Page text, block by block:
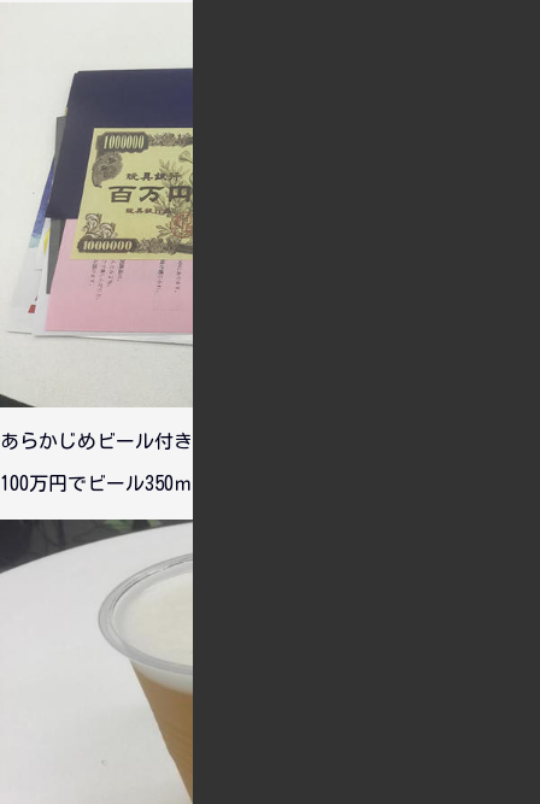
あらかじめビール付きの券を予約しておいたのですが、この
100万円でビール350ｍｌを1杯注文することができました。